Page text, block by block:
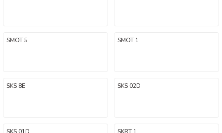
SMOT 5 SMOT 1
SKS 8E SKS 02D
SKS 01D SKRT 1